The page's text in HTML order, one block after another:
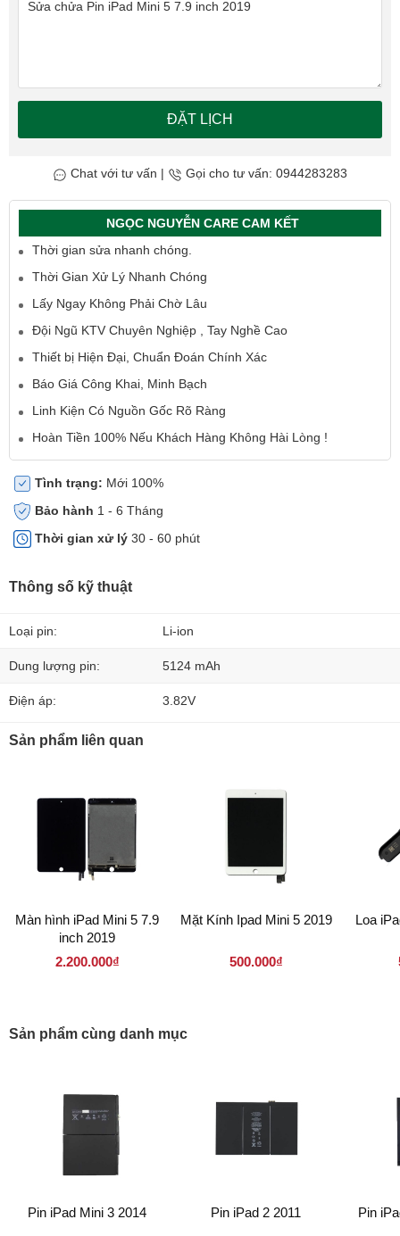
ĐẶT LỊCH
Chat với tư vấn | Gọi cho tư vấn: 0944283283
NGỌC NGUYỄN CARE CAM KẾT
Thời gian sửa nhanh chóng.
Thời Gian Xử Lý Nhanh Chóng
Lấy Ngay Không Phải Chờ Lâu
Đội Ngũ KTV Chuyên Nghiệp , Tay Nghề Cao
Thiết bị Hiện Đại, Chuẩn Đoán Chính Xác
Báo Giá Công Khai, Minh Bạch
Linh Kiện Có Nguồn Gốc Rõ Ràng
Hoàn Tiền 100% Nếu Khách Hàng Không Hài Lòng !
Tình trạng: Mới 100%
Bảo hành 1 - 6 Tháng
Thời gian xử lý 30 - 60 phút
Thông số kỹ thuật
Loại pin: Li-ion
Dung lượng pin: 5124 mAh
Điện áp: 3.82V
Sản phẩm liên quan
Màn hình iPad Mini 5 7.9
inch 2019
2.200.000₫
Mặt Kính Ipad Mini 5 2019
500.000₫
Loa
Sản phẩm cùng danh mục
Pin iPad Mini 3 2014 Pin iPad 2 2011 Pin